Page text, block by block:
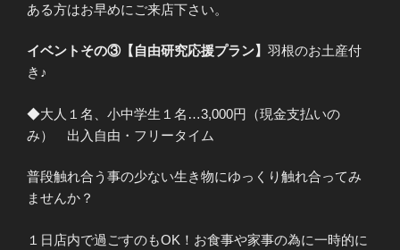
ある方はお早めにご来店下さい。
イベントその③【自由研究応援プラン】 羽根のお土産付
き♪
◆大人１名、小中学生１名…3,000円（現金支払いの
み） 出入自由・フリータイム
普段触れ合う事の少ない生き物にゆっくり触れ合ってみ
ませんか？
１日店内で過ごすのもOK！お食事や家事の為に一時的に